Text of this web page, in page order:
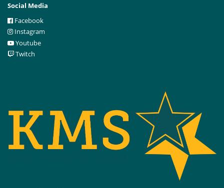
Social Media
Facebook
Instagram
Youtube
Twitch